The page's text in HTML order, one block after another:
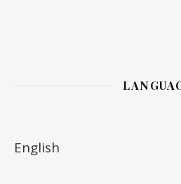
English